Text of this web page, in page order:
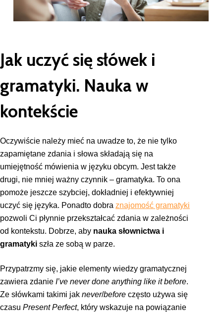
Jak uczyć się słówek i
gramatyki. Nauka w
kontekście
Oczywiście należy mieć na uwadze to, że nie tylko
zapamiętane zdania i słowa składają się na
umiejętność mówienia w języku obcym. Jest także
drugi, nie mniej ważny czynnik – gramatyka. To ona
pomoże jeszcze szybciej, dokładniej i efektywniej
uczyć się języka. Ponadto dobra znajomość gramatyki
pozwoli Ci płynnie przekształcać zdania w zależności
od kontekstu. Dobrze, aby nauka słownictwa i
gramatyki szła ze sobą w parze.
Przypatrzmy się, jakie elementy wiedzy gramatycznej
zawiera zdanie I’ve never done anything like it before.
Ze słówkami takimi jak never/before często używa się
czasu Present Perfect, który wskazuje na powiązanie